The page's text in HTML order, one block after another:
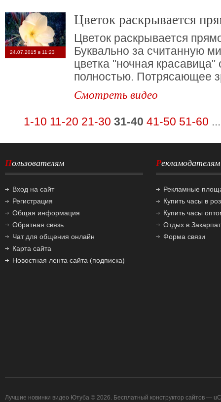
24.07.2015 в 11:23
Цветок раскрывается
Цветок раскрывается
Буквально за считанную
цветка "ночная красавица"
полностью. Потрясающее
Смотреть видео
1-10 11-20 21-30 31-40 41-50 51-60 ...
Пользователям
Вход на сайт
Регистрация
Общая информация
Обратная связь
Чат для общения онлайн
Карта сайта
Новостная лента сайта (подписка)
Рекламодателям
Рекламные
Купить часы в
Купить часы
Отдых в
Форма связи
Лучшие новинки видео Ютуба © 2026. Бесплатный конструктор сайтов —